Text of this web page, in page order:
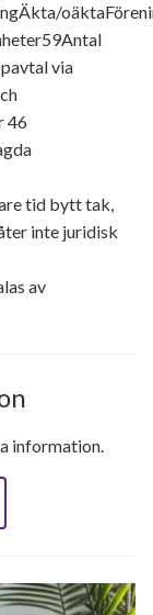
via
46
tid bytt tak,
inte juridisk
av
information.